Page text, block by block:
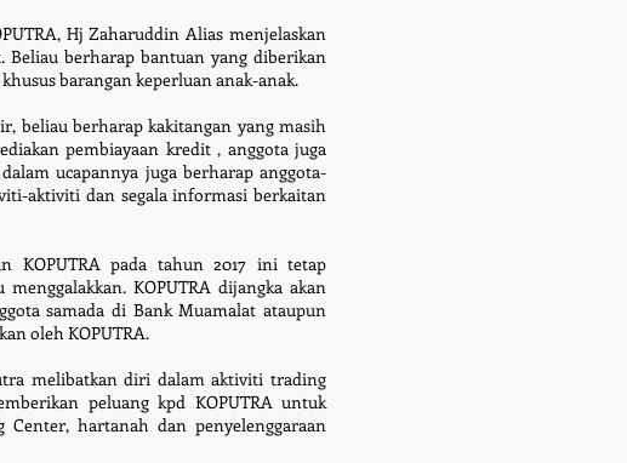
Hj Zaharuddin Alias menjelaskan
Beliau berharap bantuan yang diberikan
barangan keperluan anak-anak.
beliau berharap kakitangan yang masih
pembiayaan kredit , anggota juga
ucapannya juga berharap anggota-
aktiviti dan segala informasi berkaitan
KOPUTRA pada tahun 2017 ini tetap
KOPUTRA dijangka akan
samada di Bank Muamalat ataupun
oleh KOPUTRA.
melibatkan diri dalam aktiviti trading
peluang kpd KOPUTRA untuk
hartanah dan penyelenggaraan